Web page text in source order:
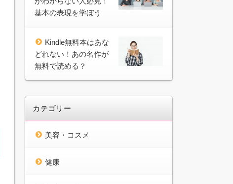
基本の表現を学ぼう
Kindle無料本はあな
どれない！あの名作が
無料で読める？
カテゴリー
美容・コスメ
健康